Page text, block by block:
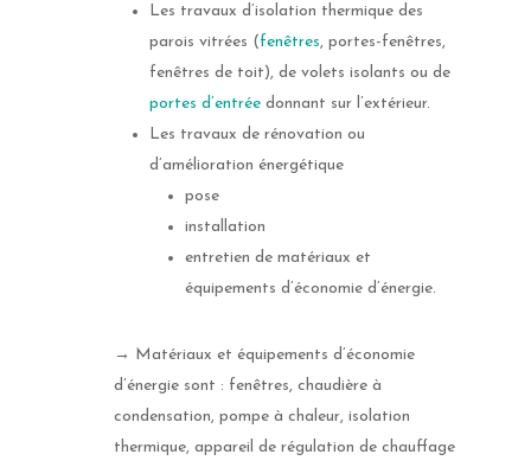
Les travaux d’isolation thermique des
parois vitrées (fenêtres, portes-fenêtres,
fenêtres de toit), de volets isolants ou de
portes d’entrée donnant sur l’extérieur.
Les travaux de rénovation ou
d’amélioration énergétique
pose
installation
entretien de matériaux et
équipements d’économie d’énergie.
→ Matériaux et équipements d’économie
d’énergie sont : fenêtres, chaudière à
condensation, pompe à chaleur, isolation
thermique, appareil de régulation de chauffage